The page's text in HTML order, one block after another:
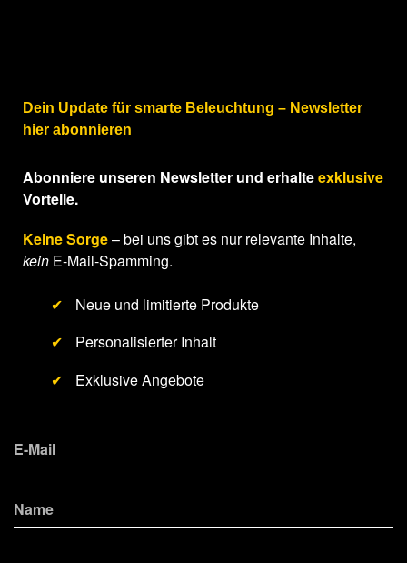
Dein Update für smarte Beleuchtung – Newsletter
hier abonnieren
Abonniere unseren Newsletter und erhalteexklusive
Vorteile.
Keine Sorge– bei uns gibt es nur relevante Inhalte,
kein E-Mail-Spamming.
✔
Neue und limitierte Produkte
✔
Personalisierter Inhalt
✔
Exklusive Angebote